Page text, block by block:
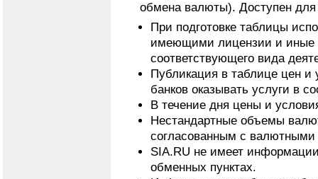
обмена валюты). Доступен для
При подготовке таблицы
имеющими лицензии и иные
соответствующего вида
Публикация в таблице цен и
банков оказывать услуги в
В течение дня цены и
Нестандартные объемы
согласованным с валютными
SIA.RU не имеет
обменных пунктах.